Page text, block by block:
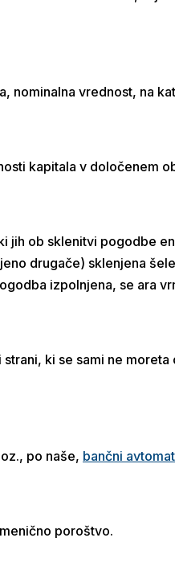
nominalna vrednost, na
kapitala v določenem
jih ob sklenitvi pogodbe
drugače) sklenjena
izpolnjena, se ara
ki se sami ne
po naše, bančni avtomat
poroštvo.